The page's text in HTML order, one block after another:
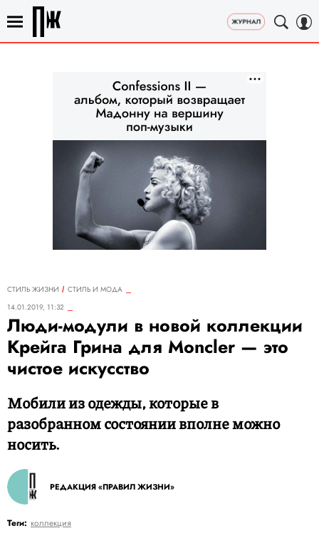
СТИЛЬ ЖИЗНИ
СТИЛЬ И МОДА
14.01.2019, 11:32
Люди-модули в новой коллекции
Крейга Грина для Moncler — это
чистое искусство
Мобили из одежды, которые в
разобранном состоянии вполне можно
носить.
РЕДАКЦИЯ «ПРАВИЛ ЖИЗНИ»
Теги: коллекция